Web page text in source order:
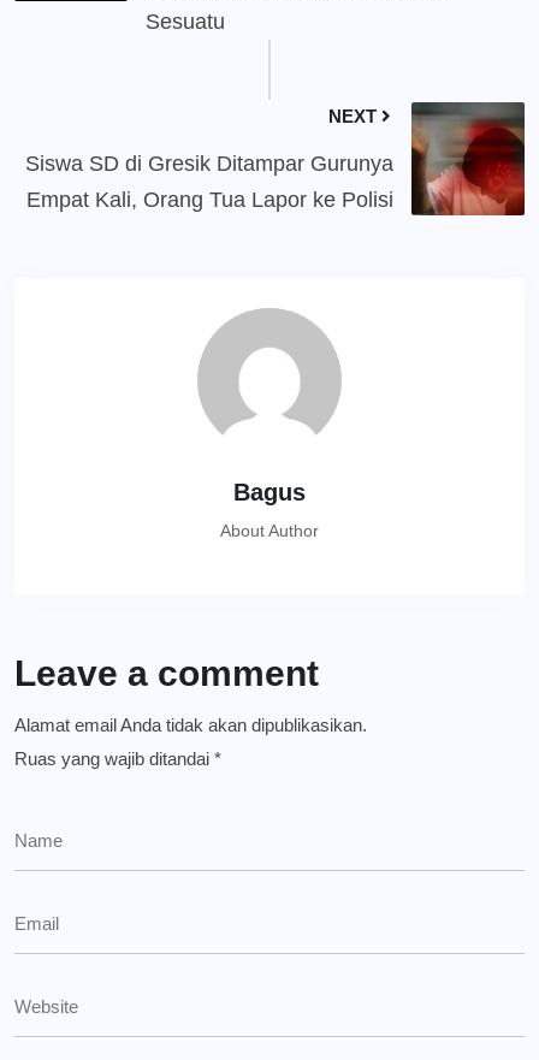
Sesuatu
NEXT
Siswa SD di Gresik Ditampar Gurunya
Empat Kali, Orang Tua Lapor ke Polisi
Bagus
About Author
Leave a comment
Alamat email Anda tidak akan dipublikasikan.
Ruas yang wajib ditandai *